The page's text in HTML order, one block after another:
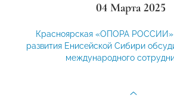
04 Марта 2025
Красноярская «ОПОРА РОССИИ»
развития Енисейской Сибири
международного